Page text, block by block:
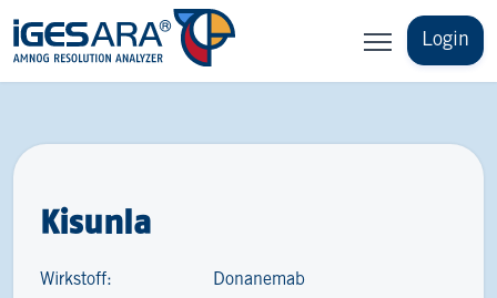
Login
Kisunla
Wirkstoff: Donanemab